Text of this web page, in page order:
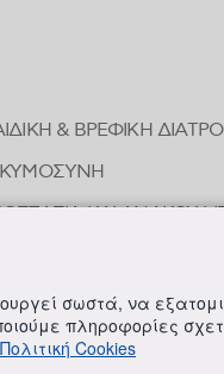
& ΒΡΕΦΙΚΗ
ΚΑΙ
ΕΥΑΙΣΘΗΤΗΣ
σωστά, να
πληροφορίες
Πολιτική Cookies